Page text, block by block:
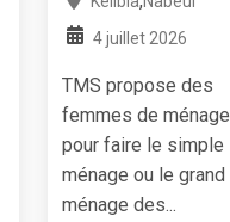
4 juillet 2026
TMS propose des
femmes de ménage
pour faire le simple
ménage ou le grand
ménage des...